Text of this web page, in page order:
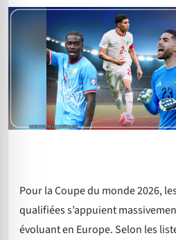
Pour la Coupe du monde 2026,
qualifiées s’appuient
évoluant en Europe. Selon les